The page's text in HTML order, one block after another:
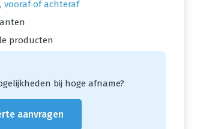
vooraf of achteraf
producten
bij hoge afname?
aanvragen